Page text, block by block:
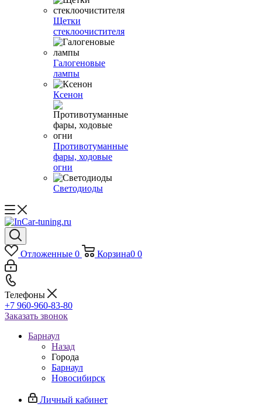
Щетки
стеклоочистителя
Галогеновые
лампы
Ксенон
Противотуманные
фары, ходовые
огни
Светодиоды
Отложенные 0 Корзина0 0
Телефоны
+7 960-960-83-80
Заказать звонок
Барнаул
Назад
Города
Барнаул
Новосибирск
Личный кабинет